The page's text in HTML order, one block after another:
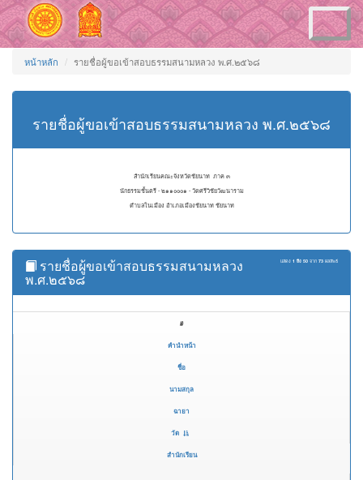
Toggle
navigation
หน้าหลัก รายชื่อผู้ขอเข้าสอบธรรมสนามหลวง พ.ศ.๒๕๖๘
รายชื่อผู้ขอเข้าสอบธรรมสนามหลวง พ.ศ.๒๕๖๘
สำนักเรียนคณะจังหวัดชัยนาท ภาค ๓
นักธรรมชั้นตรี - ๒๑๑๐๐๐๑ - วัดศรีวิชัยวัฒนาราม
ตำบลในเมือง อำเภอเมืองชัยนาท ชัยนาท
แสดง 1 ถึง 50 จาก 73 ผลลัพธ์
รายชื่อผู้ขอเข้าสอบธรรมสนามหลวง
พ.ศ.๒๕๖๘
#
คำนำหน้า
ชื่อ
นามสกุล
ฉายา
วัด
สำนักเรียน